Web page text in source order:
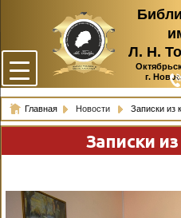
Л. Н.
г.
Главная Новости Записки из
Записки